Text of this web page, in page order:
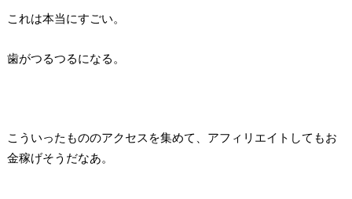
これは本当にすごい。
歯がつるつるになる。
こういったもののアクセスを集めて、アフィリエイトしてもお
金稼げそうだなあ。